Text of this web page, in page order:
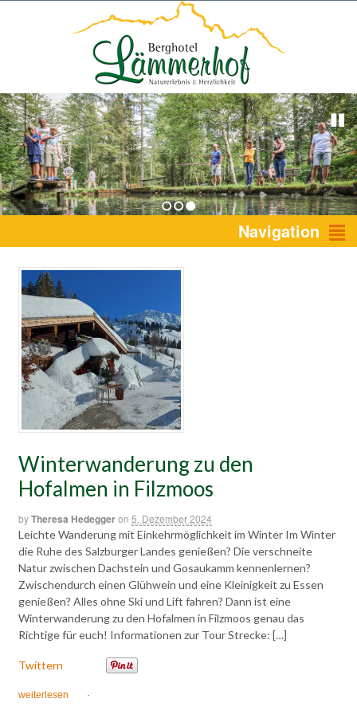
1 2 3 Navigation
Winterwanderung zu den
Hofalmen in Filzmoos
byTheresa Hedeggeron 5. Dezember 2024
Leichte Wanderung mit Einkehrmöglichkeit im Winter Im Winter
die Ruhe des Salzburger Landes genießen? Die verschneite
Natur zwischen Dachstein und Gosaukamm kennenlernen?
Zwischendurch einen Glühwein und eine Kleinigkeit zu Essen
genießen? Alles ohne Ski und Lift fahren? Dann ist eine
Winterwanderung zu den Hofalmen in Filzmoos genau das
Richtige für euch! Informationen zur Tour Strecke: […]
Twittern
weiterlesen ·